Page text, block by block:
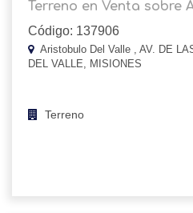
Terreno en Venta sobre
Código: 137906
Aristobulo Del Valle , AV. DE
DEL VALLE, MISIONES
Terreno